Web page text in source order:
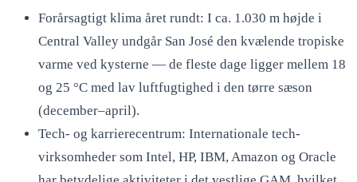
Forårsagtigt klima året rundt: I ca. 1.030 m højde i
Central Valley undgår San José den kvælende tropiske
varme ved kysterne — de fleste dage ligger mellem 18
og 25 °C med lav luftfugtighed i den tørre sæson
(december–april).
Tech- og karrierecentrum: Internationale tech-
virksomheder som Intel, HP, IBM, Amazon og Oracle